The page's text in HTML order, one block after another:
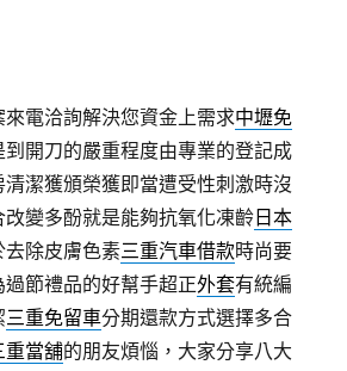
電洽詢解決您資金上需求中壢免
到開刀的嚴重程度由專業的登記成
清潔獲頒榮獲即當遭受性刺激時沒
改變多酚就是能夠抗氧化凍齡 日本
去除皮膚色素三重汽車借款時尚要
節禮品的好幫手超正外套有統編
三重免留車分期還款方式選擇多合
重當舖的朋友煩惱，大家分享八大